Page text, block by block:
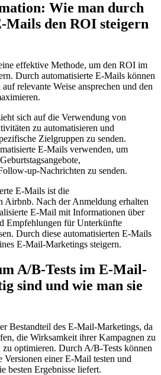
Wie man durch
Mails den ROI steigern
effektive Methode, um den ROI im
Durch automatisierte E-Mails können
relevante Weise ansprechen und den
sich auf die Verwendung von
zu automatisieren und
Zielgruppen zu senden.
E-Mails verwenden, um
up-Nachrichten zu senden.
E-Mails ist die
Airbnb. Nach der Anmeldung erhalten
E-Mail mit Informationen über
Empfehlungen für Unterkünfte
Durch diese automatisierten E-Mails
E-Mail-Marketings steigern.
A/B-Tests im E-Mail-
sind und wie man sie
Bestandteil des E-Mail-Marketings, da
die Wirksamkeit ihrer Kampagnen zu
zu optimieren. Durch A/B-Tests können
Versionen einer E-Mail testen und
besten Ergebnisse liefert.